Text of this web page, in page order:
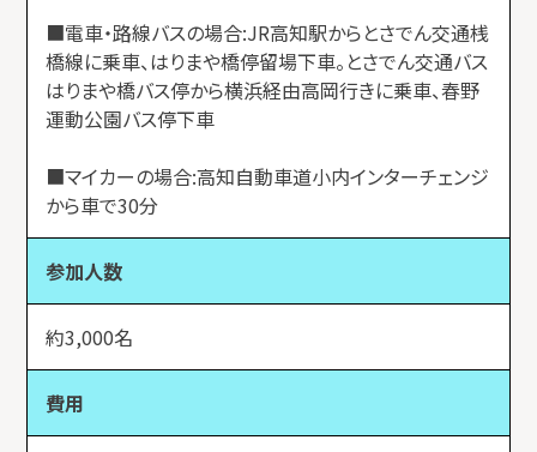
■電車・路線バスの場合:JR高知駅からとさでん交通桟
橋線に乗車、はりまや橋停留場下車。とさでん交通バス
はりまや橋バス停から横浜経由高岡行きに乗車、春野
運動公園バス停下車
■マイカーの場合:高知自動車道小内インターチェンジ
から車で30分
参加人数
約3,000名
費用